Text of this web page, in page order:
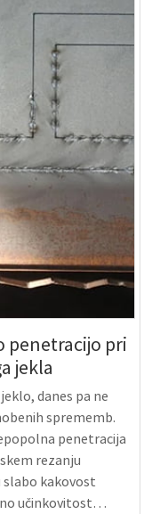
penetracijo pri
jekla
danes pa ne
sprememb.
penetracija
rezanju
slabo kakovost
učinkovitost